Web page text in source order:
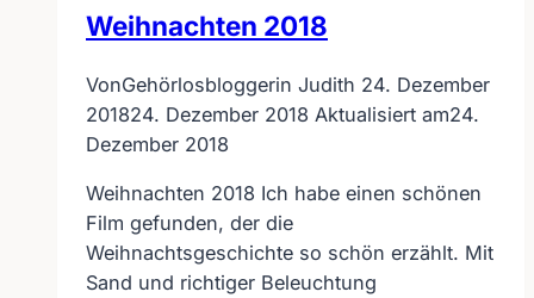
Weihnachten 2018
VonGehörlosbloggerin Judith 24. Dezember
201824. Dezember 2018 Aktualisiert am24.
Dezember 2018
Weihnachten 2018 Ich habe einen schönen
Film gefunden, der die
Weihnachtsgeschichte so schön erzählt. Mit
Sand und richtiger Beleuchtung